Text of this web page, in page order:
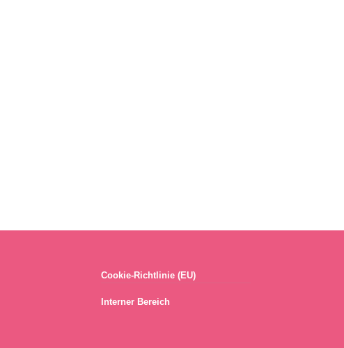
Cookie-Richtlinie (EU)
Interner Bereich